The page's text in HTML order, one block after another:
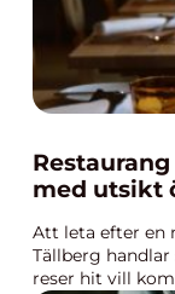
Restaurang tällberg
med utsikt
Att leta efter en
Tällberg
reser hit vill